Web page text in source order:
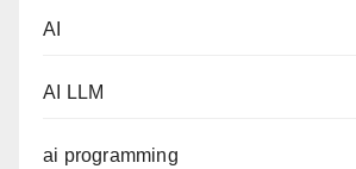
AI
AI LLM
ai programming